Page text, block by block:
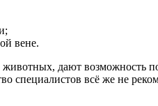
вене.
дают возможность
специалистов всё же не